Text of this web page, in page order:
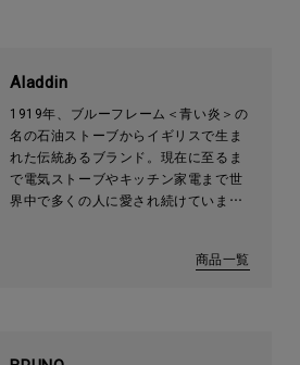
Aladdin
1919年、ブルーフレーム＜青い炎＞の
名の石油ストーブからイギリスで生ま
れた伝統あるブランド。現在に至るま
で電気ストーブやキッチン家電まで世
界中で多くの人に愛され続けていま
を譲り受け、2005年に株式会社千石が
商品一覧